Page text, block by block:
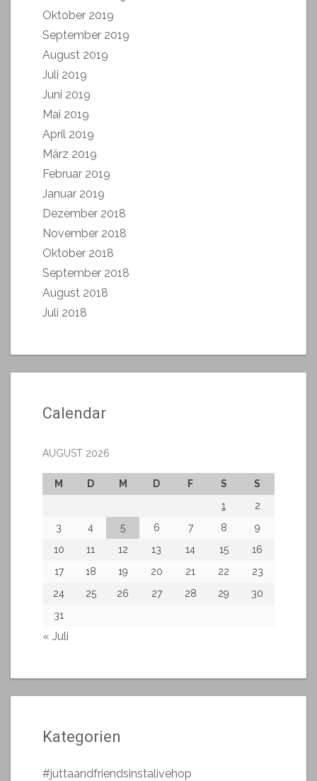
Oktober 2019
September 2019
August 2019
Juli 2019
Juni 2019
Mai 2019
April 2019
März 2019
Februar 2019
Januar 2019
Dezember 2018
November 2018
Oktober 2018
September 2018
August 2018
Juli 2018
Calendar
AUGUST 2026
M D M D F S
S
1
2
3
4 5 6 7 8
9
10
11 12 13 14 15
16
17
18 19 20 21 22
23
24
25 26 27 28 29
30
31
« Juli
Kategorien
#juttaandfriendsinstalivehop